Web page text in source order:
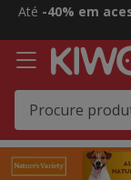
2
3,
mensagem,
Até -40% em